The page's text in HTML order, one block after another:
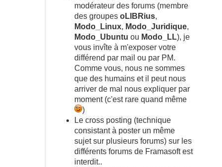
modérateur des forums (membre
des groupes oLIBRius,
Modo_Linux, Modo_Juridique,
Modo_Ubuntu ou Modo_LL), je
vous invîte à m'exposer votre
différend par mail ou par PM.
Comme vous, nous ne sommes
que des humains et il peut nous
arriver de mal nous expliquer par
moment (c'est rare quand même
)
Le cross posting (technique
consistant à poster un même
sujet sur plusieurs forums) sur les
différents forums de Framasoft est
interdit..